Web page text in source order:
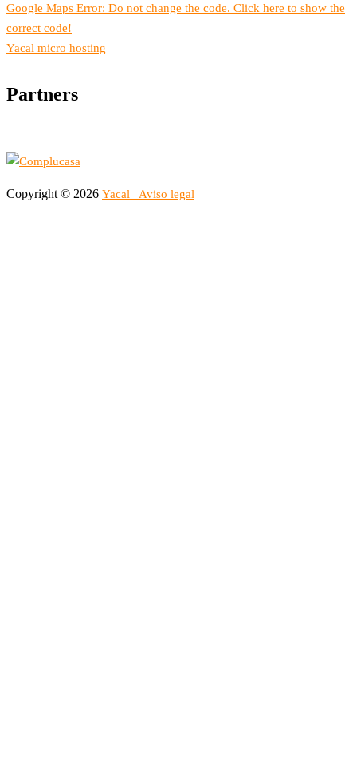
Google Maps Error: Do not change the code. Click here to show the
correct code!
Yacal micro hosting
Partners
Copyright © 2026 Yacal Aviso legal